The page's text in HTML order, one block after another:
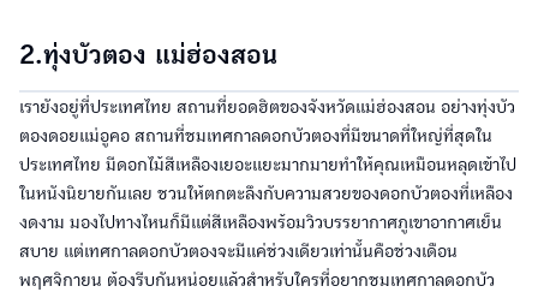
2.ทุ่งบัวตอง แม่ฮ่องสอน
เรายังอยู่ที่ประเทศไทย สถานที่ยอดฮิตของจังหวัดแม่ฮ่องสอน อย่างทุ่งบัว
ตองดอยแม่อูคอ สถานที่ชมเทศกาลดอกบัวตองที่มีขนาดที่ใหญ่ที่สุดใน
ประเทศไทย มีดอกไม้สีเหลืองเยอะแยะมากมายทำให้คุณเหมือนหลุดเข้าไป
ในหนังนิยายกันเลย ชวนให้ตกตะลึงกับความสวยของดอกบัวตองที่เหลือง
งดงาม มองไปทางไหนก็มีแต่สีเหลืองพร้อมวิวบรรยากาศภูเขาอากาศเย็น
สบาย แต่เทศกาลดอกบัวตองจะมีแค่ช่วงเดียวเท่านั้นคือช่วงเดือน
พฤศจิกายน ต้องรีบกันหน่อยแล้วสำหรับใครที่อยากชมเทศกาลดอกบัว